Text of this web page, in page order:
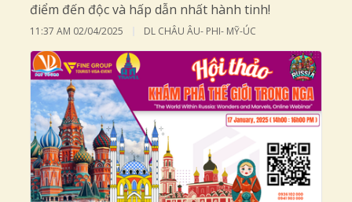
điểm đến độc và hấp dẫn nhất hành tinh!
11:37 AM 02/04/2025 DL CHÂU ÂU- PHI- MỸ-ÚC